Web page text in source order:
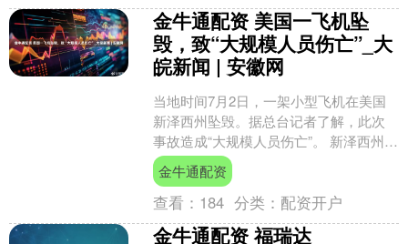
金牛通配资 美国一飞机坠
毁，致“大规模人员伤亡”_大
皖新闻 | 安徽网
当地时间7月2日，一架小型飞机在美国
新泽西州坠毁。据总台记者了解，此次
事故造成“大规模人员伤亡”。 新泽西州格
洛斯特县紧急事务管理部门表示，多个
机构正在协助处理....
金牛通配资
查看： 184 分类： 配资开户
金牛通配资 福瑞达